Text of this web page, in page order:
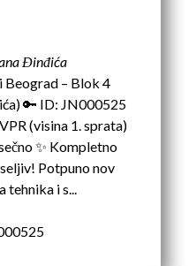
Đinđića
– Blok 4
🔑 ID: JN000525
(visina 1. sprata)
✨ Kompletno
Potpuno nov
tehnika i s...